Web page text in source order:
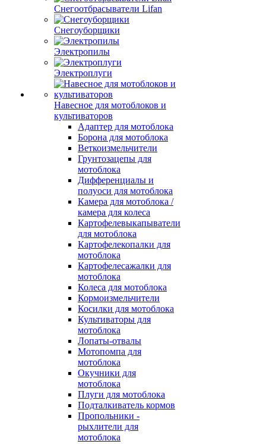
Снегоотбрасыватели Lifan
Снегоуборщики
Электропилы
Электроплуги
Навесное для мотоблоков и
культиваторов
Адаптер для мотоблока
Борона для мотоблока
Веткоизмельчители
Грунтозацепы для
мотоблока
Дифференциалы и
полуоси для мотоблока
Камера для мотоблока /
камера для колеса
Картофелевыкапыватели
для мотоблока
Картофелекопалки для
мотоблока
Картофелесажалки для
мотоблока
Колеса для мотоблока
Кормоизмельчители
Косилки для мотоблока
Культиваторы для
мотоблока
Лопаты-отвалы
Мотопомпа для
мотоблока
Окучники для
мотоблока
Плуги для мотоблока
Подталкиватель кормов
Пропольники -
рыхлители для
мотоблока